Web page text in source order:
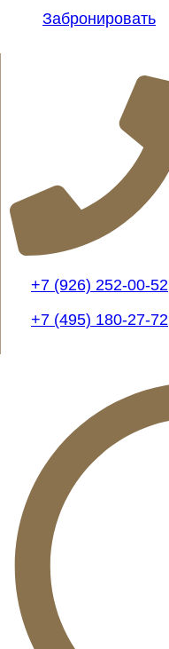
Забронировать
+7 (926) 252-00-52
+7 (495) 180-27-72